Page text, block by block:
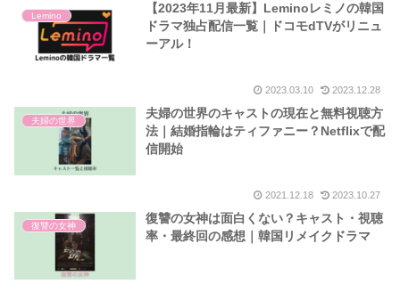
Lemino
【2023年11月最新】Leminoレミノの韓国
ドラマ独占配信一覧｜ドコモdTVがリニュ
ーアル！
2023.03.10 2023.12.28
夫婦の世界
夫婦の世界のキャストの現在と無料視聴方
法｜結婚指輪はティファニー？Netflixで配
信開始
2021.12.18 2023.10.27
復讐の女神
復讐の女神は面白くない？キャスト・視聴
率・最終回の感想｜韓国リメイクドラマ